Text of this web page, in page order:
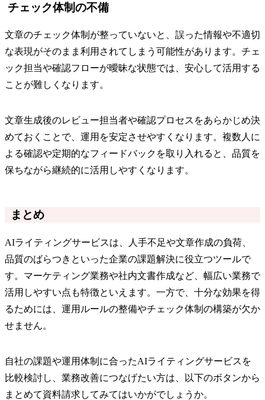
チェック体制の不備
文章のチェック体制が整っていないと、誤った情報や不適切
な表現がそのまま利用されてしまう可能性があります。チェ
ック担当や確認フローが曖昧な状態では、安心して活用する
ことが難しくなります。
文章生成後のレビュー担当者や確認プロセスをあらかじめ決
めておくことで、運用を安定させやすくなります。複数人に
よる確認や定期的なフィードバックを取り入れると、品質を
保ちながら継続的に活用しやすくなります。
まとめ
AIライティングサービスは、人手不足や文章作成の負荷、
品質のばらつきといった企業の課題解決に役立つツールで
す。マーケティング業務や社内文書作成など、幅広い業務で
活用しやすい点も特徴といえます。一方で、十分な効果を得
るためには、運用ルールの整備やチェック体制の構築が欠か
せません。
自社の課題や運用体制に合ったAIライティングサービスを
比較検討し、業務改善につなげたい方は、以下のボタンから
まとめて資料請求してみてはいかがでしょうか。